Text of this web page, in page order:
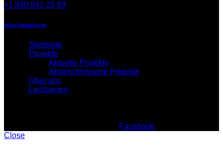
+1 840 841 25 69
info@email.com
Startseite
Projekte
Aktuelle Projekte
Abgeschlossene Projekte
Über uns
Leistungen
Facebook
Close